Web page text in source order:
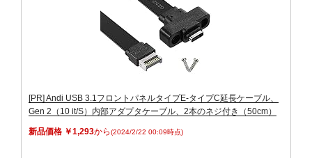
[PR] Andi USB 3.1フロントパネルタイプE-タイプC延長ケーブル、
Gen 2（10 it/S）内部アダプタケーブル、2本のネジ付き（50cm）
新品価格 ￥1,293から(2024/2/22 00:09時点)